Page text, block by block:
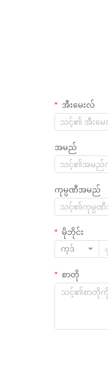
အီးမေးလ်
အမည်
ကုမ္ပဏီအမည်
မိုဘိုင်း
ကုဒ်
စာတို